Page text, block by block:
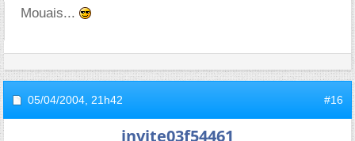
Mouais...
05/04/2004, 21h42 #16
invite03f54461